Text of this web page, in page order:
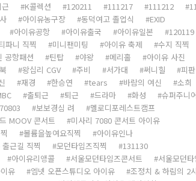
K콜렉션 120211 111217 111212
아이유농구장 동덕여고 졸업식
EXID
아이유공항 아이유출국 아이유일본
120119
파니 직찍 미니팬미팅 아이유 축제
수지 직찍
공항패션 틴탑 야왕 메리홀
아이유 사진
왕십리 CGV 주비 서가대 써니힐
피판
재경 한승연 tears 바람의 여신
소희
출퇴근 퇴근 드라마 화성
슈퍼주니
보보경심 려
멜로디포레스트캠프
MOOV 콘서트
미사리 7080 콘서트 아이유
볼륨을높여요직찍
아이유인나
근길 직찍 모던타임즈직찍
131130
아이유리앵콜 서울모던타임즈콘서트
서울모던타
유 엠넷 오픈스튜디오 아이유
조정치 & 하림의 2시